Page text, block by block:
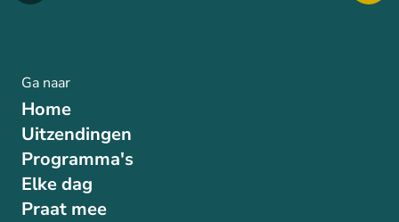
Ga naar
Home
Uitzendingen
Programma's
Elke dag
Praat mee